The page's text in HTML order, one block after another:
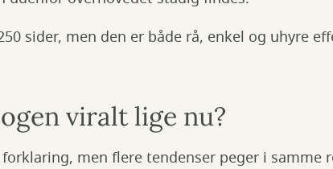
sider, men den er både rå, enkel og uhyre
viralt lige nu?
men flere tendenser peger i samme